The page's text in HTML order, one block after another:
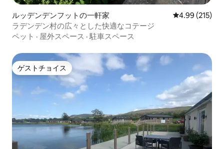
ルッデンデンフットの一軒家 レビュー215
4.99 (215)
ラデンデン村の広々とした快適なコテージ
ペット · 屋外スペース · 駐車スペース
ゲストチョイス
ゲストチョイス